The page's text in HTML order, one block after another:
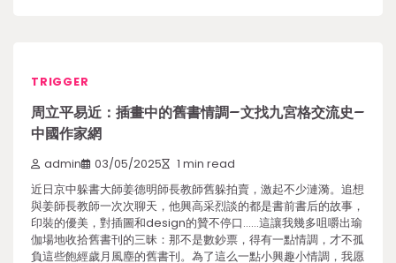
TRIGGER
周立平易近：插畫中的舊書情調–文找九宮格交流史–
中國作家網
admin 03/05/2025 1 min read
近日京中躲書大師姜德明師長教師舊躲拍賣，激起不少漣漪。追想
與姜師長教師一次次聊天，他興高采烈談的都是書前書后的故事，
印裝的優美，對插圖和design的贊不停口……這讓我幾多咀嚼出瑜
伽場地收拾舊書刊的三昧：那不是數鈔票，得有一點情調，才不孤
負這些飽經歲月風塵的舊書刊。為了這么一點小興趣小情調，我愿